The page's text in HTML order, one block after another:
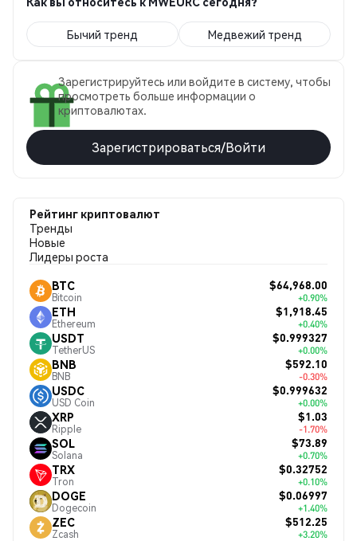
Бычий тренд Медвежий тренд
Зарегистрируйтесь или войдите в систему, чтобы
просмотреть больше информации о
криптовалютах.
Зарегистрироваться/Войти
Рейтинг криптовалют
Тренды
Новые
Лидеры роста
BTC
Bitcoin
$64,968.00
+0.90%
ETH
Ethereum
$1,918.45
+0.40%
USDT
TetherUS
$0.999327
+0.00%
BNB
BNB
$592.10
-0.30%
USDC
USD Coin
$0.999632
+0.00%
XRP
Ripple
$1.03
-1.70%
SOL
Solana
$73.89
+0.70%
TRX
Tron
$0.32752
+0.10%
DOGE
Dogecoin
$0.06997
+1.40%
ZEC
Zcash
$512.25
+3.20%